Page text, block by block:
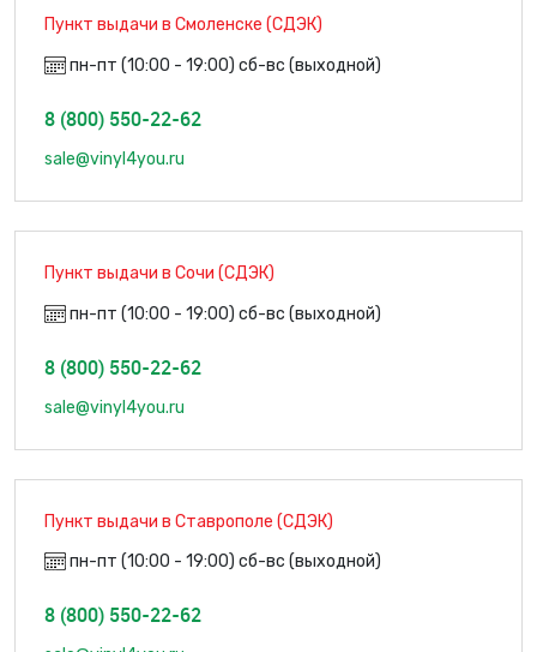
Пункт выдачи в Смоленске (СДЭК)
пн-пт (10:00 - 19:00) сб-вс (выходной)
8 (800) 550-22-62
sale@vinyl4you.ru
Пункт выдачи в Сочи (СДЭК)
пн-пт (10:00 - 19:00) сб-вс (выходной)
8 (800) 550-22-62
sale@vinyl4you.ru
Пункт выдачи в Ставрополе (СДЭК)
пн-пт (10:00 - 19:00) сб-вс (выходной)
8 (800) 550-22-62